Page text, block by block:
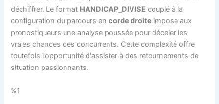
déchiffrer. Le format HANDICAP_DIVISE couplé à la
configuration du parcours encorde droite impose aux
pronostiqueurs une analyse poussée pour déceler les
vraies chances des concurrents. Cette complexité offre
toutefois l'opportunité d'assister à des retournements de
situation passionnants.
%1